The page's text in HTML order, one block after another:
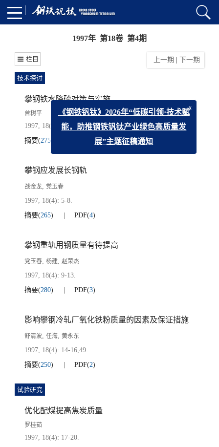
1997年 第18卷 第4期
栏目 上一期 下一期
技术探讨
攀钢铁水降硫对策与实施
曾树平
1997, 18(4): 1-4.
摘要(275
攀钢应发展长钢轨
战金龙, 党玉春
1997, 18(4): 5-8.
摘要(265) PDF(4)
攀钢重轨用钢质量有待提高
党玉春, 杨建, 赵荣杰
1997, 18(4): 9-13.
摘要(280) PDF(3)
影响攀钢冷轧厂氧化铁粉质量的因素及保证措施
舒清波, 任海, 黄永东
1997, 18(4): 14-16,49.
摘要(250) PDF(2)
试验研究
优化配煤提高焦炭质量
罗桂茹
1997, 18(4): 17-20.
《钢铁钒钛》2026年“低碳引领·技术赋
能，助推钢铁钒钛产业绿色高质量发
展”主题征稿通知